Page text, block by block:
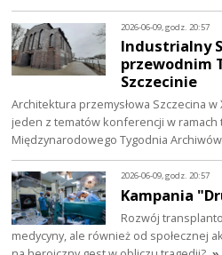
2026-06-09, godz. 20:57
Industrialny
przewodnim
Szczecinie
Architektura przemysłowa Szczecina w
jeden z tematów konferencji w ramach
Międzynarodowego Tygodnia
2026-06-09, godz. 20:57
Kampania
Rozwój
medycyny, ale również od społecznej